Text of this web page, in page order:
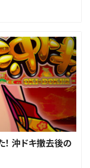
沖ドキ撤去後の